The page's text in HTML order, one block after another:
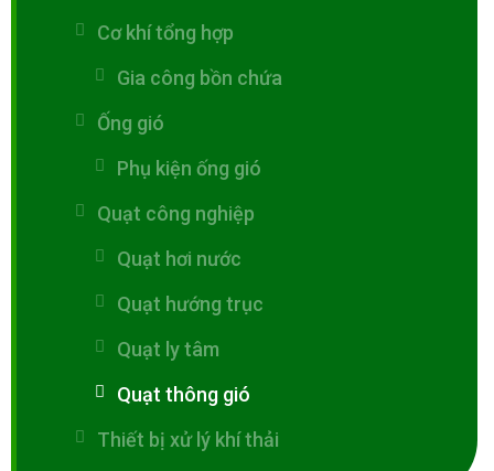
Cơ khí tổng hợp
Gia công bồn chứa
Ống gió
Phụ kiện ống gió
Quạt công nghiệp
Quạt hơi nước
Quạt hướng trục
Quạt ly tâm
Quạt thông gió
Thiết bị xử lý khí thải